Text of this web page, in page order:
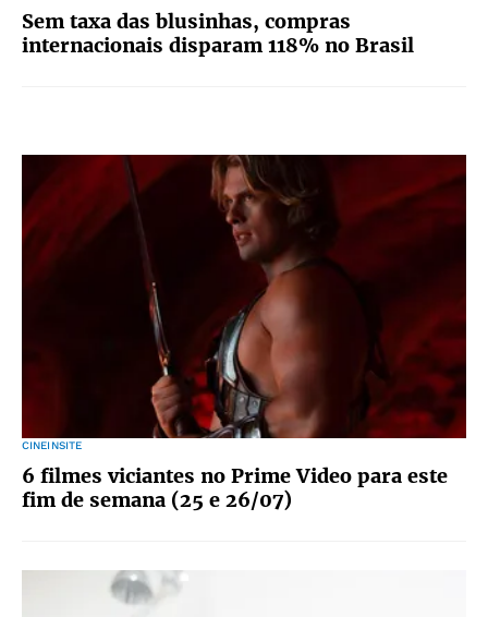
Sem taxa das blusinhas, compras
internacionais disparam 118% no Brasil
CINEINSITE
6 filmes viciantes no Prime Video para este
fim de semana (25 e 26/07)